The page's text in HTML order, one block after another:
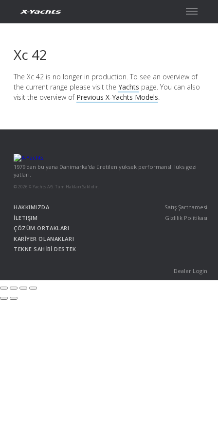
Xc 42
The Xc 42 is no longer in production. To see an overview of
the current range please visit the Yachts page. You can also
visit the overview of Previous X-Yachts Models.
1979'dan bu yana Danimarka'da üretilen yüksek performanslı lüks gezi
yatları.
© 2026 X-Yachts A/S. Tüm Hakları Saklıdır.
HAKKIMIZDA
İLETIŞIM
ÇÖZÜM ORTAKLARI
KARİYER OLANAKLARI
TEKNE SAHİBİ DESTEK
Dealer Login
Satış Şartnamesi
Gizlilik Politikası